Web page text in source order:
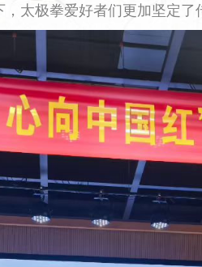
太极拳爱好者们更加坚定了